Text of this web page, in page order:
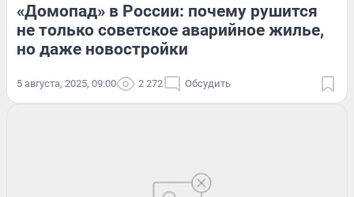
«Домопад» в России: почему рушится
не только советское аварийное жилье,
но даже новостройки
5 августа, 2025, 09:00 2 272 Обсудить